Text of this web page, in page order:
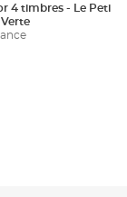
4 timbres - Le Petit